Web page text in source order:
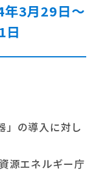
3月29日〜
日
」の導入に対し
源エネルギー庁